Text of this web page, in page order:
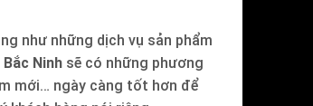
như những dịch vụ sản phẩm
Ninh sẽ có những phương
mới… ngày càng tốt hơn để